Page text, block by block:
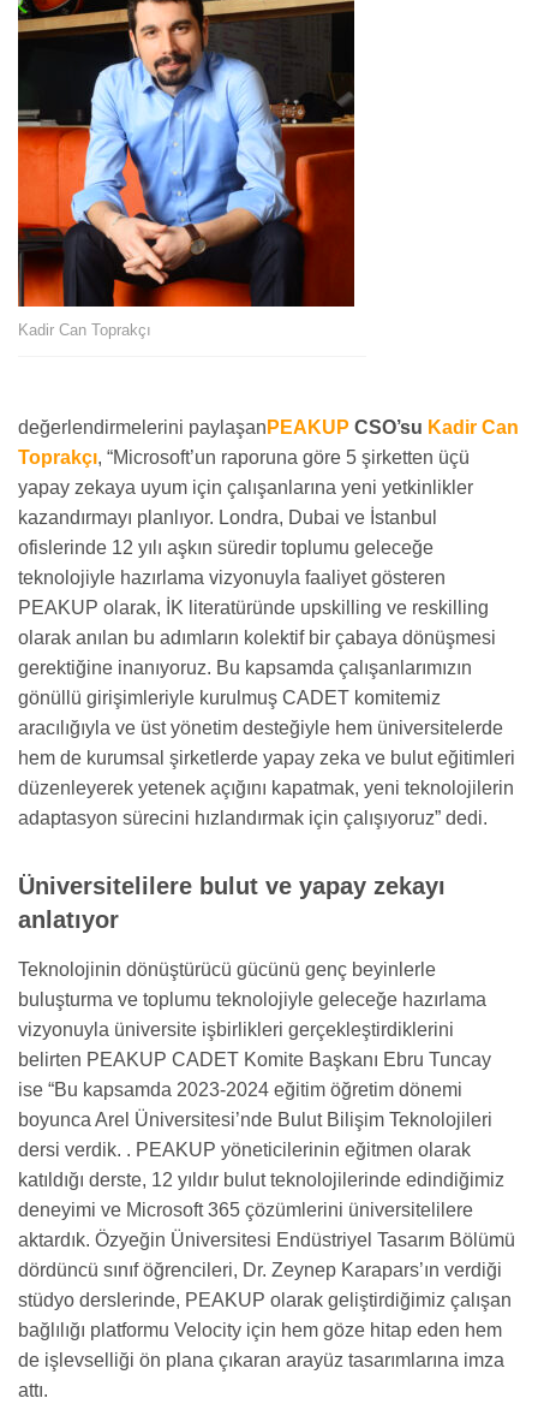
Kadir Can Toprakçı
değerlendirmelerini paylaşan PEAKUP CSO’su Kadir Can
Toprakçı, “Microsoft’un raporuna göre 5 şirketten üçü
yapay zekaya uyum için çalışanlarına yeni yetkinlikler
kazandırmayı planlıyor. Londra, Dubai ve İstanbul
ofislerinde 12 yılı aşkın süredir toplumu geleceğe
teknolojiyle hazırlama vizyonuyla faaliyet gösteren
PEAKUP olarak, İK literatüründe upskilling ve reskilling
olarak anılan bu adımların kolektif bir çabaya dönüşmesi
gerektiğine inanıyoruz. Bu kapsamda çalışanlarımızın
gönüllü girişimleriyle kurulmuş CADET komitemiz
aracılığıyla ve üst yönetim desteğiyle hem üniversitelerde
hem de kurumsal şirketlerde yapay zeka ve bulut eğitimleri
düzenleyerek yetenek açığını kapatmak, yeni teknolojilerin
adaptasyon sürecini hızlandırmak için çalışıyoruz” dedi.
Üniversitelilere bulut ve yapay zekayı
anlatıyor
Teknolojinin dönüştürücü gücünü genç beyinlerle
buluşturma ve toplumu teknolojiyle geleceğe hazırlama
vizyonuyla üniversite işbirlikleri gerçekleştirdiklerini
belirten PEAKUP CADET Komite Başkanı Ebru Tuncay
ise “Bu kapsamda 2023-2024 eğitim öğretim dönemi
boyunca Arel Üniversitesi’nde Bulut Bilişim Teknolojileri
dersi verdik. . PEAKUP yöneticilerinin eğitmen olarak
katıldığı derste, 12 yıldır bulut teknolojilerinde edindiğimiz
deneyimi ve Microsoft 365 çözümlerini üniversitelilere
aktardık. Özyeğin Üniversitesi Endüstriyel Tasarım Bölümü
dördüncü sınıf öğrencileri, Dr. Zeynep Karapars’ın verdiği
stüdyo derslerinde, PEAKUP olarak geliştirdiğimiz çalışan
bağlılığı platformu Velocity için hem göze hitap eden hem
de işlevselliği ön plana çıkaran arayüz tasarımlarına imza
attı.